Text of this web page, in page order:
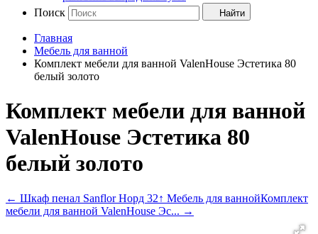
Поиск
Найти
Главная
Мебель для ванной
Комплект мебели для ванной ValenHouse Эстетика 80
белый золото
Комплект мебели для ванной
ValenHouse Эстетика 80
белый золото
← Шкаф пенал Sanflor Норд 32↑ Мебель для ваннойКомплект
мебели для ванной ValenHouse Эс... →